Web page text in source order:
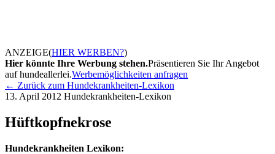
ANZEIGE(HIER WERBEN?)
Hier könnte Ihre Werbung stehen.Präsentieren Sie Ihr Angebot
auf hundeallerlei.Werbemöglichkeiten anfragen
← Zurück zum Hundekrankheiten-Lexikon
13. April 2012 Hundekrankheiten-Lexikon
Hüftkopfnekrose
Hundekrankheiten Lexikon: